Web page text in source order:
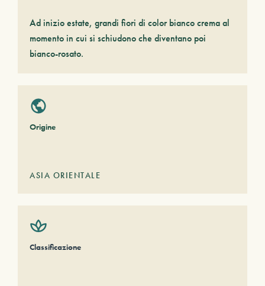
Ad inizio estate, grandi fiori di color bianco crema al
momento in cui si schiudono che diventano poi
bianco-rosato.
Origine
ASIA ORIENTALE
Classificazione